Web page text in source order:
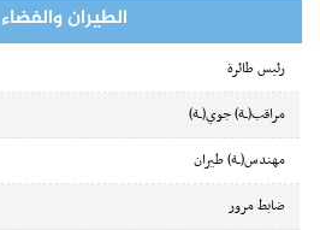
الطيران والفضاء
رئيس طائرة
مراقب(ـة) جوي(ـة)
مهندس(ـة) طيران
ضابط مرور